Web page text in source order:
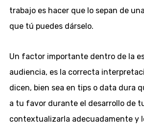
trabajo es hacer que lo sepan de
que tú puedes dárselo.
Un factor importante dentro de la
audiencia, es la correcta
dicen, bien sea en tips o data dura
a tu favor durante el desarrollo de
contextualizarla adecuadamente y